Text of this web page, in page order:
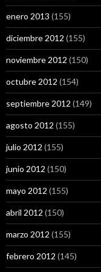
enero 2013 (155)
diciembre 2012 (155)
noviembre 2012 (150)
octubre 2012 (154)
septiembre 2012 (149)
agosto 2012 (155)
julio 2012 (155)
junio 2012 (150)
mayo 2012 (155)
abril 2012 (150)
marzo 2012 (155)
febrero 2012 (145)